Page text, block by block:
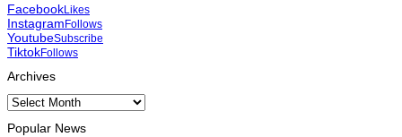
FacebookLikes
InstagramFollows
YoutubeSubscribe
TiktokFollows
Archives
Archives
Popular News